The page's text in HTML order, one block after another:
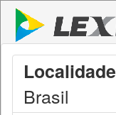
Localidade
Brasil